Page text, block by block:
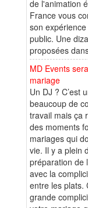
de l'animation
France vous
son
public. Une
proposées
MD Events
mariage
Un DJ ? C’est
beaucoup de
travail mais ça
des moments
mariages qui
vie. Il y a plein
préparation de
avec la
entre les plats.
grande